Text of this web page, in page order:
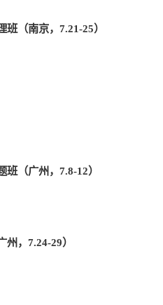
班（南京，7.21-25）
班（广州，7.8-12）
州，7.24-29）